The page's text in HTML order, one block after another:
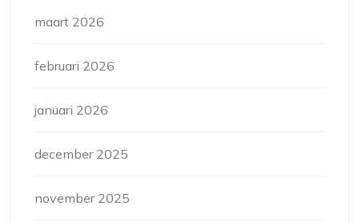
maart 2026
februari 2026
januari 2026
december 2025
november 2025